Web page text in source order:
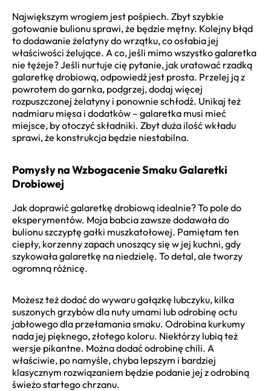
Największym wrogiem jest pośpiech. Zbyt szybkie
gotowanie bulionu sprawi, że będzie mętny. Kolejny błąd
to dodawanie żelatyny do wrzątku, co osłabia jej
właściwości żelujące. A co, jeśli mimo wszystko galaretka
nie tężeje? Jeśli nurtuje cię pytanie, jak uratować rzadką
galaretkę drobiową, odpowiedź jest prosta. Przelej ją z
powrotem do garnka, podgrzej, dodaj więcej
rozpuszczonej żelatyny i ponownie schłodź. Unikaj też
nadmiaru mięsa i dodatków – galaretka musi mieć
miejsce, by otoczyć składniki. Zbyt duża ilość wkładu
sprawi, że konstrukcja będzie niestabilna.
Pomysły na Wzbogacenie Smaku Galaretki
Drobiowej
Jak doprawić galaretkę drobiową idealnie? To pole do
eksperymentów. Moja babcia zawsze dodawała do
bulionu szczyptę gałki muszkatołowej. Pamiętam ten
ciepły, korzenny zapach unoszący się w jej kuchni, gdy
szykowała galaretkę na niedzielę. To detal, ale tworzy
ogromną różnicę.
Możesz też dodać do wywaru gałązkę lubczyku, kilka
suszonych grzybów dla nuty umami lub odrobinę octu
jabłowego dla przełamania smaku. Odrobina kurkumy
nada jej pięknego, złotego koloru. Niektórzy lubią też
wersje pikantne. Można dodać odrobinę chili. A
właściwie, po namyśle, chyba lepszym i bardziej
klasycznym rozwiązaniem będzie podanie jej z odrobiną
świeżo startego chrzanu.